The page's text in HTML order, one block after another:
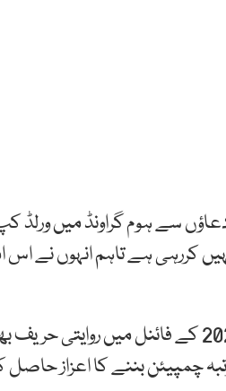
سے ہوم گراونڈ میں
کررہی ہے تاہم انہوں نے اس
پاکستان کی کبڈی ٹیم نے 16 فروری کو کبڈی ورلڈکپ 2020 کے
بننے کا اعزاز حاصل